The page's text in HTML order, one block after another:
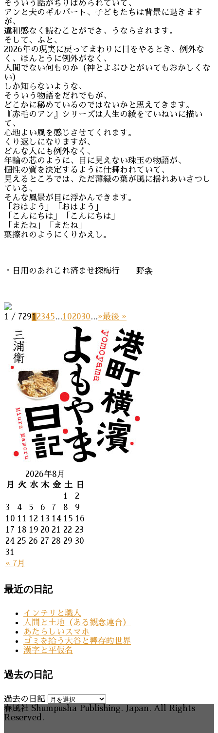
そういう話がちりばめられていて、
アンと夫のギルバート、子どもたちは背景に退きます
が、
違和感なく読むことができ、うならされます。
そして、ふと、
2026年の現実に戻ってまわりに目をやるとき、例外な
く、ほんとうに例外がなく、
人間でない何ものか（神とよぶひとがいてもおかしくな
い）
しか知らないような、
そういう物語をだれでもが、
どこかに秘めているのではないかと思えてきます。
『赤毛のアン』シリーズは人生の綾をていねいに描い
て、
心地よい風を感じさせてくれます。
くり返しになりますが、
どんな人にも例外なく、
年輪の芯のように、目に見えない珠玉の物語が、
個性の質を決定するように仕舞われていて、
見えるところでは、ただ薄緑の葉が風に揺れあいさつし
ている、
そんな風景が目に浮かんできます。
「おはよう」「おはよう」
「こんにちは」「こんにちは」
「またね」「またね」
葉擦れのようにくりかえし。
・日用のあれこれ済ませ探梅行 野衾
1 / 7291 2345...102030...»最後 »
2026年8月
月
火 水 木 金 土 日
« 7月
1
2
3
4 5 6 7 8
9
10 11 12 13 14 15 16
17 18 19 20 21 22 23
24 25 26 27 28 29 30
31
最近の日記
インテリと職人
人間と土地（ある観念連合）
あたらしいスマホ
ゴミを拾う大谷と響存的世界
漢字と平仮名
過去の日記
過去の日記
春風社 Shumpusha Publishing. Japan. All Rights
Reserved.